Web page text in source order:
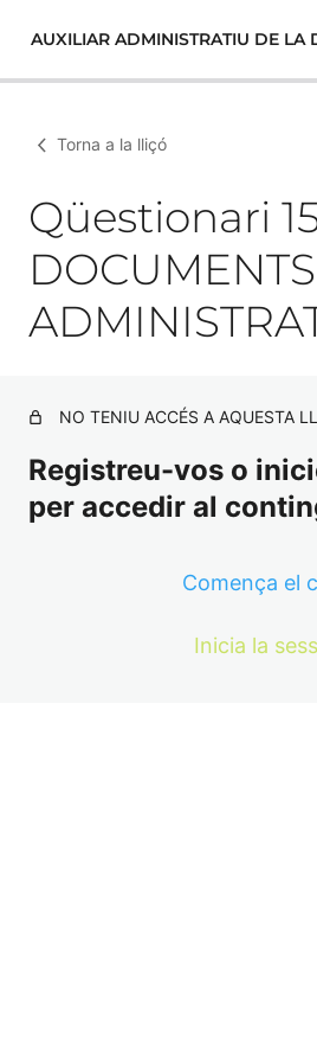
AUXILIAR ADMINISTRATIU DE LA
Torna a la lliçó
Qüestionari
DOCUMENTS
NO TENIU ACCÉS A AQUESTA
Registreu-vos o
per accedir al
Comença el
Inicia la